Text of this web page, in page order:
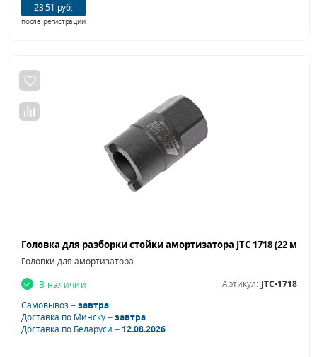
23.51 руб.
после регистрации
Головки для амортизатора
В наличии
Артикул: JTC-1718
Самовывоз –завтра
Доставка по Минску –завтра
Доставка по Беларуси –12.08.2026